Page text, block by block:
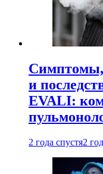
и
EVALI:
2 года спустя2